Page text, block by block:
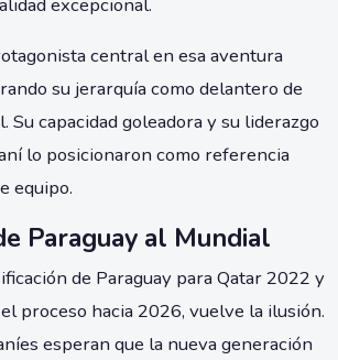
central en esa aventura
su jerarquía como delantero de
Su capacidad goleadora y su liderazgo
lo posicionaron como referencia
equipo.
Paraguay al Mundial
de Paraguay para Qatar 2022 y
proceso hacia 2026, vuelve la ilusión.
esperan que la nueva generación